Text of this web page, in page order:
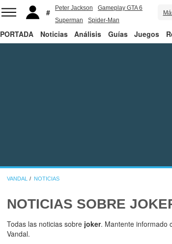
Peter Jackson
Gameplay GTA 6
Superman
Spider-Man
PORTADA Noticias Análisis Guías Juegos
VANDAL NOTICIAS
NOTICIAS SOBRE
Todas las noticias sobre joker. Mantente informado
Vandal.